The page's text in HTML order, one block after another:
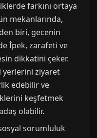
farkını ortaya
mekanlarında,
biri, gecenin
İpek, zarafeti ve
dikkatini çeker.
yerlerini ziyaret
edebilir ve
keşfetmek
olabilir.
sorumluluk